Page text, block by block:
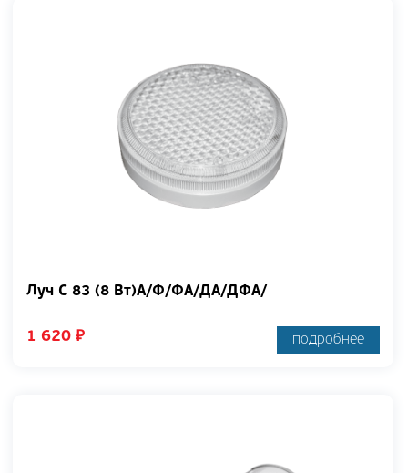
Луч С 83 (8 Вт)А/Ф/ФА/ДА/ДФА/
1 620 ₽ подробнее